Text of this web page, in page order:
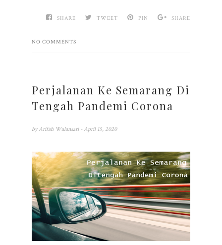
SHARE TWEET PIN SHARE
NO COMMENTS
Perjalanan Ke Semarang Di
Tengah Pandemi Corona
by Arifah Wulansari - April 15, 2020